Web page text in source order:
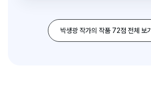
박생광 작가의 작품 72점 전체 보기